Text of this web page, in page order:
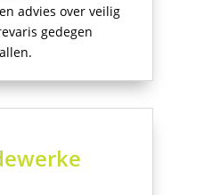
advies over veilig
gedegen